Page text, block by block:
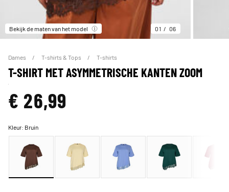
Bekijk de maten van het model 01 06
Dames T-shirts & Tops T-shirts
T-SHIRT MET ASYMMETRISCHE KANTEN ZOOM
€ 26,99
Kleur: Bruin